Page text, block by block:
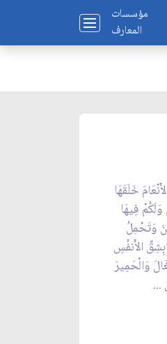
مؤسسات
المعارف
خَلَقَهَا
فِيهَا
وَتَحْمِلُ
الأَنفُسِ
وَالْحَمِيرَ
...